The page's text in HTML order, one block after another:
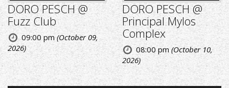
DORO PESCH @
Fuzz Club
09:00 pm(October 09,
2026)
DORO PESCH @
Principal Mylos
Complex
08:00 pm(October 10,
2026)